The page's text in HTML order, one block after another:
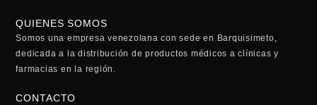
QUIENES SOMOS
Somos una empresa venezolana con sede en Barquisimeto,
dedicada a la distribución de productos médicos a clínicas y
farmacias en la región.
CONTACTO